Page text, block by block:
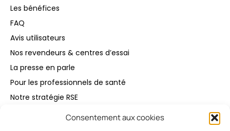
Consentement aux cookies
Les bénéfices
FAQ
Avis utilisateurs
Nos revendeurs & centres d’essai
La presse en parle
Pour les professionnels de santé
Notre stratégie RSE